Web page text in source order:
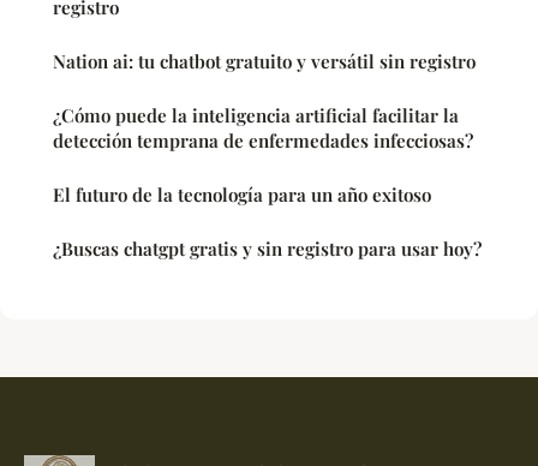
registro
Nation ai: tu chatbot gratuito y versátil sin registro
¿Cómo puede la inteligencia artificial facilitar la
detección temprana de enfermedades infecciosas?
El futuro de la tecnología para un año exitoso
¿Buscas chatgpt gratis y sin registro para usar hoy?